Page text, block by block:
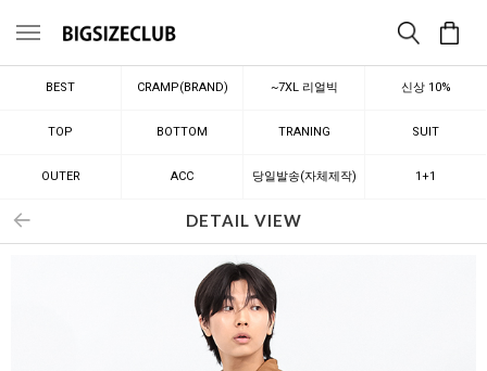
메뉴
BEST CRAMP(BRAND) ~7XL 리얼빅 신상 10%
TOP BOTTOM TRANING SUIT
OUTER ACC 당일발송(자체제작) 1+1
DETAIL VIEW